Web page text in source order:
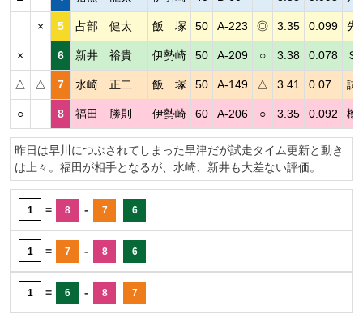
× 5 占部 健太 飯 塚 50 A-223 ◎ 3.35 0.099 先
× 6 新井 裕貴 伊勢崎 50 A-209 ○ 3.38 0.078 Ｓ
△ △ 7 水崎 正二 飯 塚 50 A-149 △ 3.41 0.07 試
○ 8 福田 勝則 伊勢崎 60 A-206 ○ 3.35 0.092 機
昨日は早川につぶされてしまった早津だが試走タイム更新と動き
は上々。福田が相手となるが、水崎、新井も大差ない評価。
1 = 8 - 7 6
1 = 7 - 8 6
1 = 6 - 8 7